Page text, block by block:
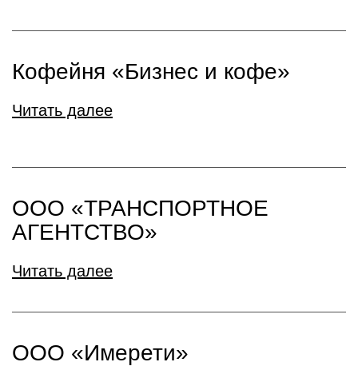
Кофейня «Бизнес и кофе»
Читать далее
ООО «ТРАНСПОРТНОЕ
АГЕНТСТВО»
Читать далее
ООО «Имерети»